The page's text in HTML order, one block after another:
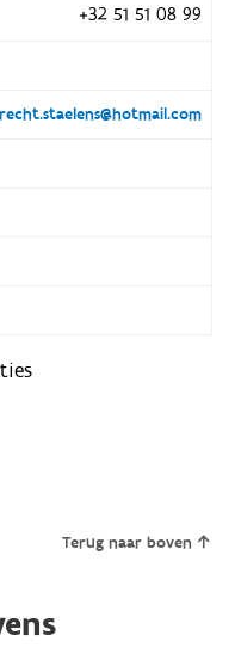
+32 51 51 08 99
Terug naar boven